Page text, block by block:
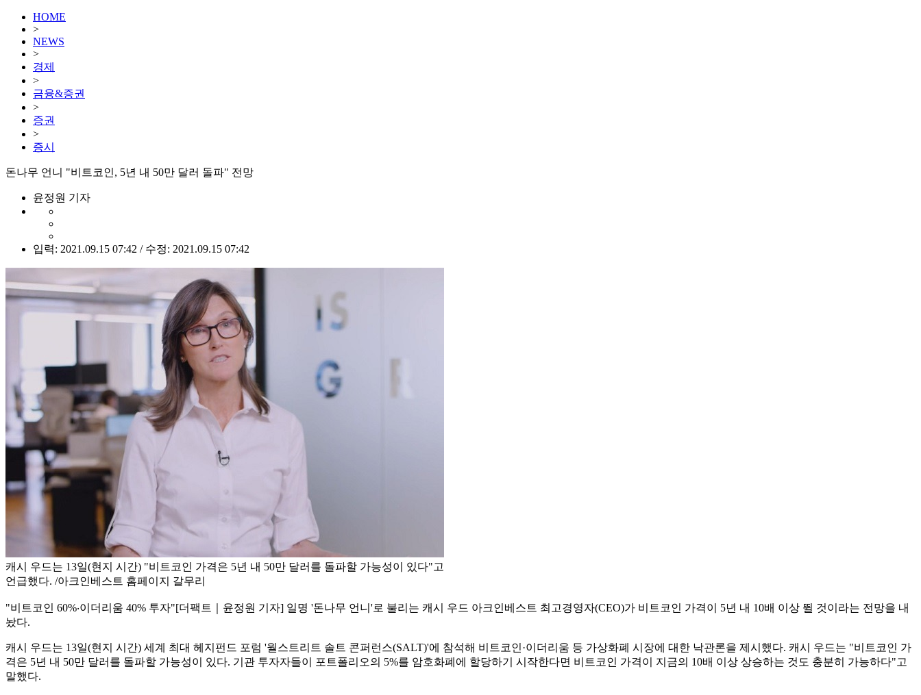
HOME
>
NEWS
>
경제
>
금융&증권
>
증권
>
증시
돈나무 언니 "비트코인, 5년 내 50만 달러 돌파" 전망
윤정원 기자
입력: 2021.09.15 07:42 / 수정: 2021.09.15 07:42
캐시 우드는 13일(현지 시간) "비트코인 가격은 5년 내 50만 달러를 돌파할 가능성이 있다"고
언급했다. /아크인베스트 홈페이지 갈무리
"비트코인 60%‧이더리움 40% 투자"[더팩트｜윤정원 기자] 일명 '돈나무 언니'로 불리는 캐시 우드 아크인베스트 최고경영자(CEO)가 비트코인 가격이 5년 내 10배 이상 뛸 것이라는 전망을 내
놨다.
캐시 우드는 13일(현지 시간) 세계 최대 헤지펀드 포럼 '월스트리트 솔트 콘퍼런스(SALT)'에 참석해 비트코인·이더리움 등 가상화폐 시장에 대한 낙관론을 제시했다. 캐시 우드는 "비트코인 가
격은 5년 내 50만 달러를 돌파할 가능성이 있다. 기관 투자자들이 포트폴리오의 5%를 암호화폐에 할당하기 시작한다면 비트코인 가격이 지금의 10배 이상 상승하는 것도 충분히 가능하다"고
말했다.